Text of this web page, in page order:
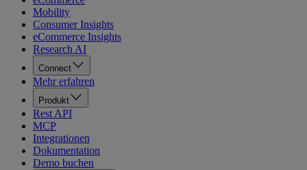
Mobility
Consumer Insights
eCommerce Insights
Research AI
Connect
Mehr erfahren
Produkt
Rest API
MCP
Integrationen
Dokumentation
Demo buchen